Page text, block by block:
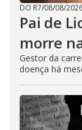
DO R7/08/08/
Pai de
morre
Gestor da
doença há